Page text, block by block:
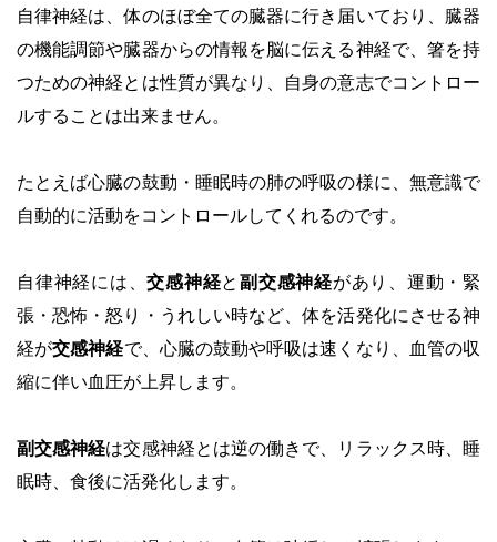
自律神経は、体のほぼ全ての臓器に行き届いており、臓器
の機能調節や臓器からの情報を脳に伝える神経で、 箸を持
つための神経とは性質が異なり、自身の意志でコントロー
ルすることは出来ません。
たとえば心臓の鼓動・睡眠時の肺の呼吸の様に、無意識で
自動的に活動をコントロールしてくれるのです。
自律神経には、交感神経と 副交感神経があり、運動・緊
張・恐怖・怒り・うれしい時など、体を活発化にさせる神
経が交感神経で、心臓の鼓動や呼吸は速くなり、血管の収
縮に伴い血圧が上昇します。
副交感神経は交感神経とは逆の働きで、リラックス時、睡
眠時、食後に活発化します。